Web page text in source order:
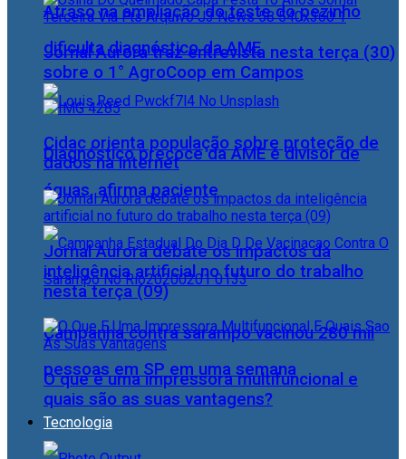
Atraso na ampliação do teste do pezinho
dificulta diagnóstico da AME
Diagnóstico precoce da AME é divisor de
águas, afirma paciente
Campanha contra sarampo vacinou 280 mil
pessoas em SP em uma semana
Tecnologia
Jornal Aurora traz entrevista nesta terça (30)
sobre o 1° AgroCoop em Campos
Cidac orienta população sobre proteção de
dados na internet
Jornal Aurora debate os impactos da
inteligência artificial no futuro do trabalho
nesta terça (09)
O que é uma impressora multifuncional e
quais são as suas vantagens?